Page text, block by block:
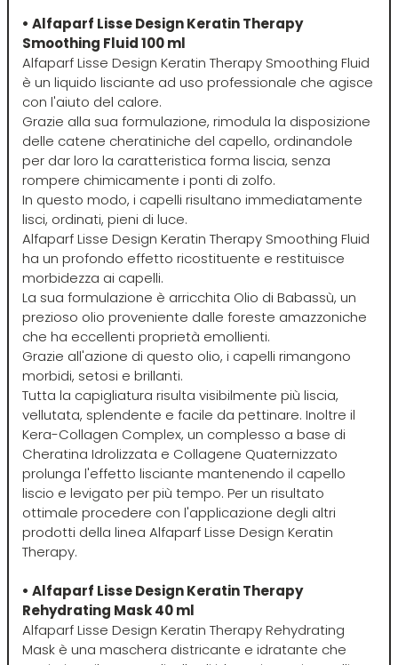
Layla
Lisap
L'Oreal
LV3
MAREB
Matador
MATRIX
Mia
Mimare
Mood
Morgan's
Moroccanoil
Morocutti
Moser
Muster & Dikson
• Alfaparf Lisse Design Keratin Therapy
Smoothing Fluid 100 ml
Alfaparf Lisse Design Keratin Therapy Smoothing Fluid
è un liquido lisciante ad uso professionale che agisce
con l'aiuto del calore.
Grazie alla sua formulazione, rimodula la disposizione
delle catene cheratiniche del capello, ordinandole
per dar loro la caratteristica forma liscia, senza
rompere chimicamente i ponti di zolfo.
In questo modo, i capelli risultano immediatamente
lisci, ordinati, pieni di luce.
Alfaparf Lisse Design Keratin Therapy Smoothing Fluid
ha un profondo effetto ricostituente e restituisce
morbidezza ai capelli.
La sua formulazione è arricchita Olio di Babassù, un
prezioso olio proveniente dalle foreste amazzoniche
che ha eccellenti proprietà emollienti.
Grazie all'azione di questo olio, i capelli rimangono
morbidi, setosi e brillanti.
Tutta la capigliatura risulta visibilmente più liscia,
vellutata, splendente e facile da pettinare. Inoltre il
Kera-Collagen Complex, un complesso a base di
Cheratina Idrolizzata e Collagene Quaternizzato
prolunga l'effetto lisciante mantenendo il capello
liscio e levigato per più tempo. Per un risultato
ottimale procedere con l'applicazione degli altri
prodotti della linea Alfaparf Lisse Design Keratin
Therapy.
• Alfaparf Lisse Design Keratin Therapy
Rehydrating Mask 40 ml
Alfaparf Lisse Design Keratin Therapy Rehydrating
Mask è una maschera districante e idratante che